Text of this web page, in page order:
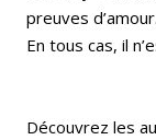
preuves
En tous cas, il
Découvrez les